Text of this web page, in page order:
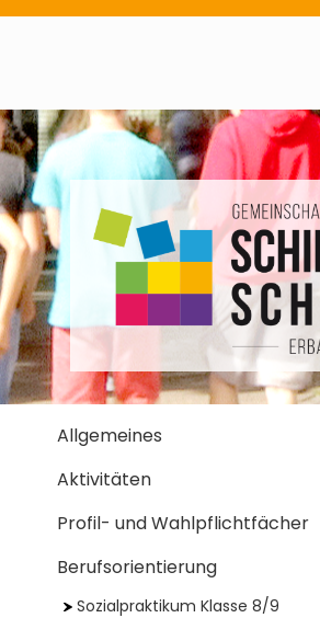
Allgemeines
Aktivitäten
Profil- und Wahlpflichtfächer
Berufsorientierung
Sozialpraktikum Klasse 8/9